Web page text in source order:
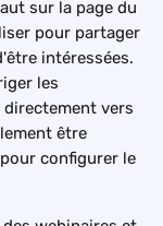
sur la page du
pour partager
intéressées.
les
vers
être
configurer le